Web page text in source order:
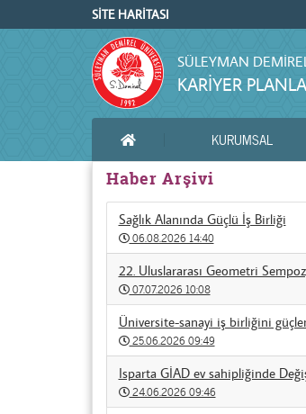
SİTE HARİTASI
SÜLEYMAN
KARIYER
KURUMSAL
Haber Arşivi
Sağlık Alanında Güçlü İş Birliği
06.08.2026 14:40
22. Uluslararası Geometri
07.07.2026 10:08
Üniversite-sanayi iş birliğini
25.06.2026 09:49
Isparta GİAD ev sahipliğinde
24.06.2026 09:46